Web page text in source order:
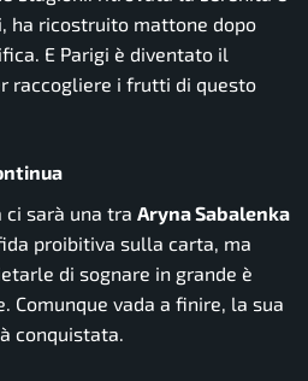
ha ricostruito mattone dopo
E Parigi è diventato il
raccogliere i frutti di questo
ci sarà una tra Aryna Sabalenka
proibitiva sulla carta, ma
di sognare in grande è
Comunque vada a finire, la sua
conquistata.